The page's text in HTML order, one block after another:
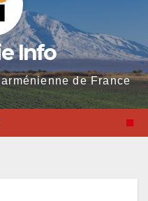
Info
de France